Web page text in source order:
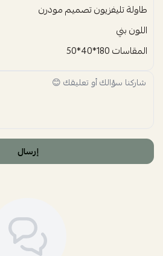
طاولة تليفزيون تصميم مودرن
اللون بني
المقاسات 180*40*50
إرسال